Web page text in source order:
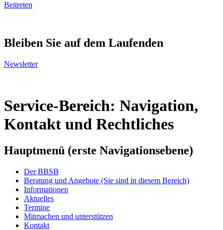
Beitreten
Bleiben Sie auf dem Laufenden
Newsletter
Service-Bereich: Navigation,
Kontakt und Rechtliches
Hauptmenü (erste Navigationsebene)
Der BBSB
Beratung und Angebote (Sie sind in diesem Bereich)
Informationen
Aktuelles
Termine
Mitmachen und unterstützen
Kontakt